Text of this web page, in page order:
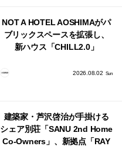
NOT A HOTEL AOSHIMAがパ
ブリックスペースを拡張し、
新ハウス「CHILL2.0」
2026.08.02 Sun
建築家・芦沢啓治が手掛ける
シェア別荘「SANU 2nd Home
Co-Owners」、新拠点「RAY